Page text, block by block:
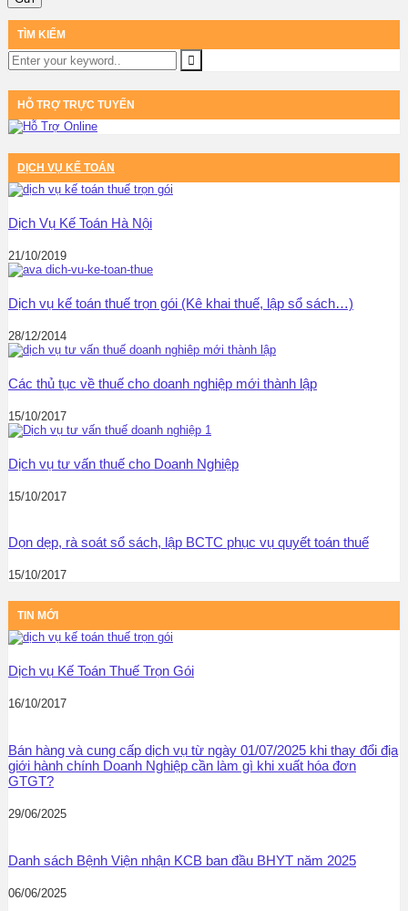
TÌM KIẾM
HỖ TRỢ TRỰC TUYẾN
DỊCH VỤ KẾ TOÁN
Dịch Vụ Kế Toán Hà Nội
21/10/2019
Dịch vụ kế toán thuế trọn gói (Kê khai thuế, lập sổ sách…)
28/12/2014
Các thủ tục về thuế cho doanh nghiệp mới thành lập
15/10/2017
Dịch vụ tư vấn thuế cho Doanh Nghiệp
15/10/2017
Dọn dẹp, rà soát sổ sách, lập BCTC phục vụ quyết toán thuế
15/10/2017
TIN MỚI
Dịch vụ Kế Toán Thuế Trọn Gói
16/10/2017
Bán hàng và cung cấp dịch vụ từ ngày 01/07/2025 khi thay đổi địa
giới hành chính Doanh Nghiệp cần làm gì khi xuất hóa đơn
GTGT?
29/06/2025
Danh sách Bệnh Viện nhận KCB ban đầu BHYT năm 2025
06/06/2025